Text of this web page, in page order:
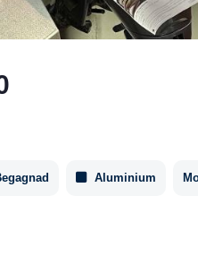
Aluminium